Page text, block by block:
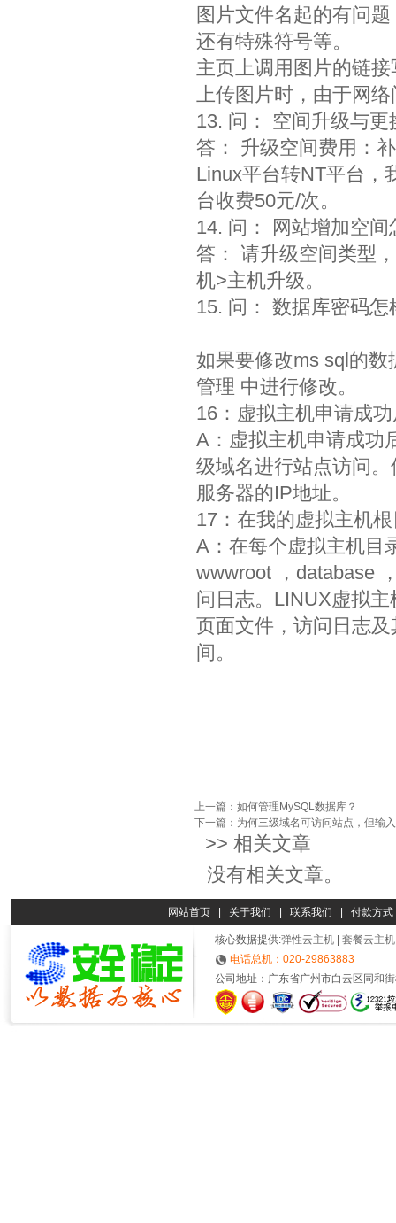
图片文件名起的有问
还有特殊符号等。
主页上调用图片的链
上传图片时，由于网
13. 问： 空间升级与更
答： 升级空间费用：
Linux平台转NT平台，
台收费50元/次。
14. 问： 网站增加空间
答： 请升级空间类型
机>主机升级。
15. 问： 数据库密码怎
如果要修改ms sql的
管理 中进行修改。
16：虚拟主机申请成
A：虚拟主机申请成功
级域名进行站点访问
服务器的IP地址。
17：在我的虚拟主机
A：在每个虚拟主机目
wwwroot ，database
问日志。LINUX虚拟
页面文件，访问日志
间。
上一篇： 如何管理MySQL数据库？
下一篇： 为何三级域名可访问站点，但输
>> 相关文章
没有相关文章。
网站首页 关于我们 联系我们 付款方式
核心数据提供:弹性云主机| 套餐云主机
电话总机：020-29863883
公司地址：广东省广州市白云区同和